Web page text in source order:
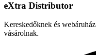
eXtra Distributor
Kereskedőknek és
vásárolnak.